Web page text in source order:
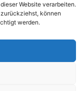
Website verarbeiten.
können
werden.